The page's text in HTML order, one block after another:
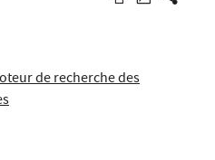
de recherche des